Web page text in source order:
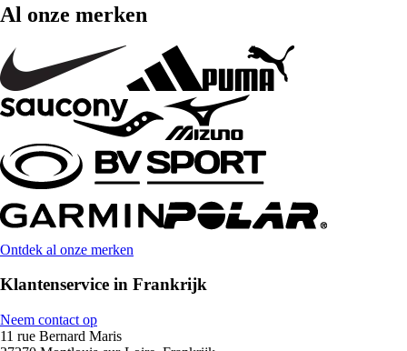
Al onze merken
Ontdek al onze merken
Klantenservice in Frankrijk
Neem contact op
11 rue Bernard Maris